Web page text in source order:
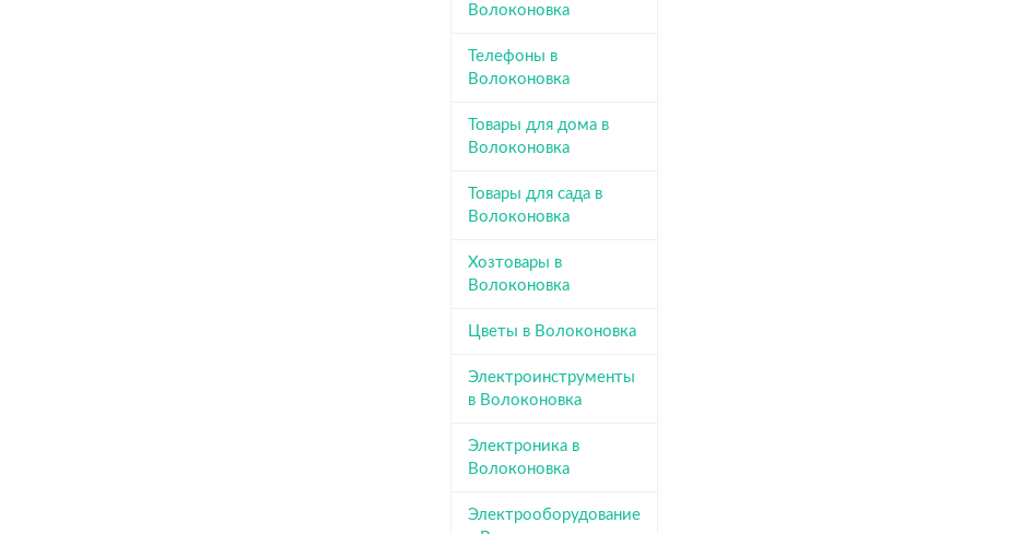
Волоконовка
Телефоны в
Волоконовка
Товары для дома в
Волоконовка
Товары для сада в
Волоконовка
Хозтовары в
Волоконовка
Цветы в Волоконовка
Электроинструменты
в Волоконовка
Электроника в
Волоконовка
Электрооборудование